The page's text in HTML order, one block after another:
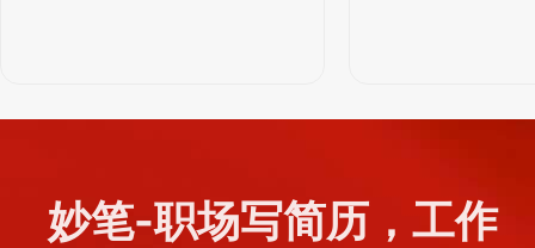
妙笔-职场写简历，工作